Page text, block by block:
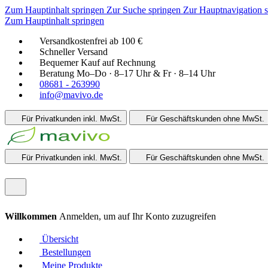
Zum Hauptinhalt springen Zur Suche springen Zur Hauptnavigation
Zum Hauptinhalt springen
Versandkostenfrei ab 100 €
Schneller Versand
Bequemer Kauf auf Rechnung
Beratung Mo–Do · 8–17 Uhr & Fr · 8–14 Uhr
08681 - 263990
info@mavivo.de
Für Privatkunden inkl. MwSt. Für Geschäftskunden ohne MwSt.
Für Privatkunden inkl. MwSt. Für Geschäftskunden ohne MwSt.
Willkommen Anmelden, um auf Ihr Konto zuzugreifen
Übersicht
Bestellungen
Meine Produkte